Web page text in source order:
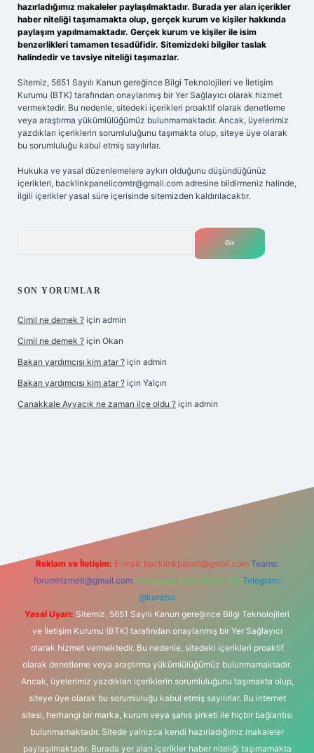
hazırladığımız makaleler paylaşılmaktadır. Burada yer alan içerikler
haber niteliği taşımamakta olup, gerçek kurum ve kişiler hakkında
paylaşım yapılmamaktadır. Gerçek kurum ve kişiler ile isim
benzerlikleri tamamen tesadüfidir. Sitemizdeki bilgiler taslak
halindedir ve tavsiye niteliği taşımazlar.
Sitemiz, 5651 Sayılı Kanun gereğince Bilgi Teknolojileri ve İletişim
Kurumu (BTK) tarafından onaylanmış bir Yer Sağlayıcı olarak hizmet
vermektedir. Bu nedenle, sitedeki içerikleri proaktif olarak denetleme
veya araştırma yükümlülüğümüz bulunmamaktadır. Ancak, üyelerimiz
yazdıkları içeriklerin sorumluluğunu taşımakta olup, siteye üye olarak
bu sorumluluğu kabul etmiş sayılırlar.
Hukuka ve yasal düzenlemelere aykırı olduğunu düşündüğünüz
içerikleri, backlinkpanelicomtr@gmail.com adresine bildirmeniz halinde,
ilgili içerikler yasal süre içerisinde sitemizden kaldırılacaktır.
SON YORUMLAR
Cimil ne demek ? için admin
Cimil ne demek ? için Okan
Bakan yardımcısı kim atar ? için admin
Bakan yardımcısı kim atar ? için Yalçın
Çanakkale Ayvacık ne zaman ilçe oldu ? için admin
Reklam ve İletişim: E-mail: backlinkpaneli@gmail.com Teams:
forumhizmeti@gmail.com Whatsapp: 0262 606 0 726 Telegram:
@karabul
Yasal Uyarı: Sitemiz, 5651 Sayılı Kanun gereğince Bilgi Teknolojileri
ve İletişim Kurumu (BTK) tarafından onaylanmış bir Yer Sağlayıcı
olarak hizmet vermektedir. Bu nedenle, sitedeki içerikleri proaktif
olarak denetleme veya araştırma yükümlülüğümüz bulunmamaktadır.
Ancak, üyelerimiz yazdıkları içeriklerin sorumluluğunu taşımakta olup,
siteye üye olarak bu sorumluluğu kabul etmiş sayılırlar. Bu internet
sitesi, herhangi bir marka, kurum veya şahıs şirketi ile hiçbir bağlantısı
bulunmamaktadır. Sitede yalnızca kendi hazırladığımız makaleler
paylaşılmaktadır. Burada yer alan içerikler haber niteliği taşımamakta